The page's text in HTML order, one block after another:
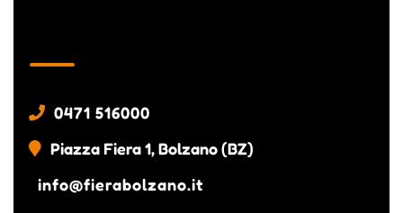
0471 516000
Piazza Fiera 1, Bolzano (BZ)
info@fierabolzano.it